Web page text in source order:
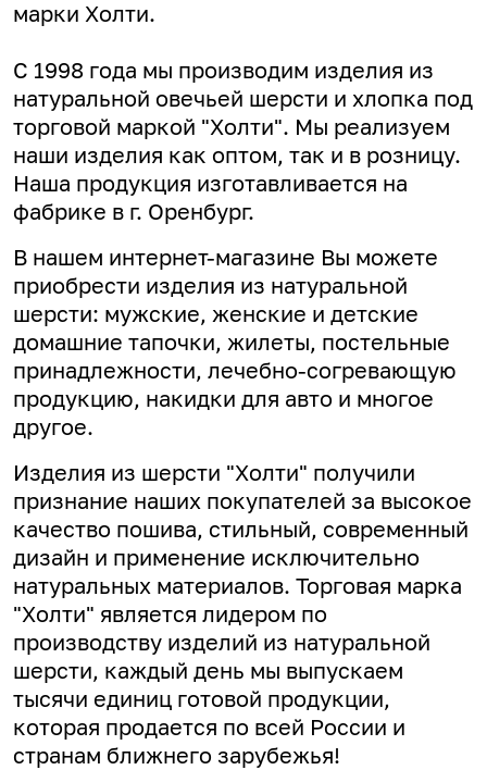
марки Холти.
С 1998 года мы производим изделия из
натуральной овечьей шерсти и хлопка под
торговой маркой "Холти". Мы реализуем
наши изделия как оптом, так и в розницу.
Наша продукция изготавливается на
фабрике в г. Оренбург.
В нашем интернет-магазине Вы можете
приобрести изделия из натуральной
шерсти: мужские, женские и детские
домашние тапочки, жилеты, постельные
принадлежности, лечебно-согревающую
продукцию, накидки для авто и многое
другое.
Изделия из шерсти "Холти" получили
признание наших покупателей за высокое
качество пошива, стильный, современный
дизайн и применение исключительно
натуральных материалов. Торговая марка
"Холти" является лидером по
производству изделий из натуральной
шерсти, каждый день мы выпускаем
тысячи единиц готовой продукции,
которая продается по всей России и
странам ближнего зарубежья!